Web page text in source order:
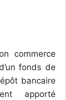
commerce
fonds de
bancaire
apporté